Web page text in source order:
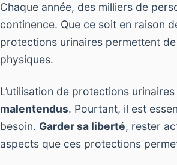
Chaque année, des milliers de
continence. Que ce soit en raison
protections urinaires permettent
physiques.
L’utilisation de protections
malentendus. Pourtant, il est
besoin. Garder sa liberté, rester
aspects que ces protections